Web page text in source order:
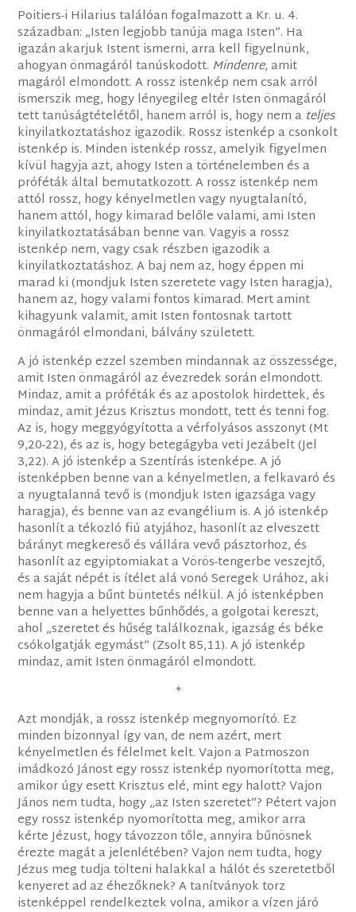
Poitiers-i Hilarius találóan fogalmazott a Kr. u. 4.
században: „Isten legjobb tanúja maga Isten”. Ha
igazán akarjuk Istent ismerni, arra kell figyelnünk,
ahogyan önmagáról tanúskodott. Mindenre, amit
magáról elmondott. A rossz istenkép nem csak arról
ismerszik meg, hogy lényegileg eltér Isten önmagáról
tett tanúságtételétől, hanem arról is, hogy nem a teljes
kinyilatkoztatáshoz igazodik. Rossz istenkép a csonkolt
istenkép is. Minden istenkép rossz, amelyik figyelmen
kívül hagyja azt, ahogy Isten a történelemben és a
próféták által bemutatkozott. A rossz istenkép nem
attól rossz, hogy kényelmetlen vagy nyugtalanító,
hanem attól, hogy kimarad belőle valami, ami Isten
kinyilatkoztatásában benne van. Vagyis a rossz
istenkép nem, vagy csak részben igazodik a
kinyilatkoztatáshoz. A baj nem az, hogy éppen mi
marad ki (mondjuk Isten szeretete vagy Isten haragja),
hanem az, hogy valami fontos kimarad. Mert amint
kihagyunk valamit, amit Isten fontosnak tartott
önmagáról elmondani, bálvány született.
A jó istenkép ezzel szemben mindannak az összessége,
amit Isten önmagáról az évezredek során elmondott.
Mindaz, amit a próféták és az apostolok hirdettek, és
mindaz, amit Jézus Krisztus mondott, tett és tenni fog.
Az is, hogy meggyógyította a vérfolyásos asszonyt (Mt
9,20-22), és az is, hogy betegágyba veti Jezábelt (Jel
3,22). A jó istenkép a Szentírás istenképe. A jó
istenképben benne van a kényelmetlen, a felkavaró és
a nyugtalanná tevő is (mondjuk Isten igazsága vagy
haragja), és benne van az evangélium is. A jó istenkép
hasonlít a tékozló fiú atyjához, hasonlít az elveszett
bárányt megkereső és vállára vevő pásztorhoz, és
hasonlít az egyiptomiakat a Vörös-tengerbe veszejtő,
és a saját népét is ítélet alá vonó Seregek Urához, aki
nem hagyja a bűnt büntetés nélkül. A jó istenképben
benne van a helyettes bűnhődés, a golgotai kereszt,
ahol „szeretet és hűség találkoznak, igazság és béke
csókolgatják egymást” (Zsolt 85,11). A jó istenkép
mindaz, amit Isten önmagáról elmondott.
*
Azt mondják, a rossz istenkép megnyomorító. Ez
minden bizonnyal így van, de nem azért, mert
kényelmetlen és félelmet kelt. Vajon a Patmoszon
imádkozó Jánost egy rossz istenkép nyomorította meg,
amikor úgy esett Krisztus elé, mint egy halott? Vajon
János nem tudta, hogy „az Isten szeretet”? Pétert vajon
egy rossz istenkép nyomorította meg, amikor arra
kérte Jézust, hogy távozzon tőle, annyira bűnösnek
érezte magát a jelenlétében? Vajon nem tudta, hogy
Jézus meg tudja tölteni halakkal a hálót és szeretetből
kenyeret ad az éhezőknek? A tanítványok torz
istenképpel rendelkeztek volna, amikor a vízen járó